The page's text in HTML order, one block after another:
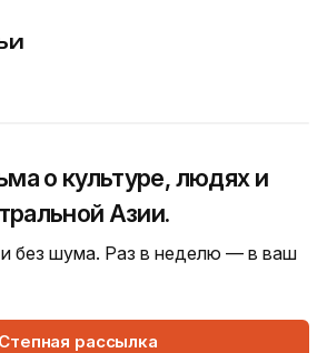
о культуре, людях и
Азии.
и без шума. Раз в неделю — в ваш
Степная рассылка